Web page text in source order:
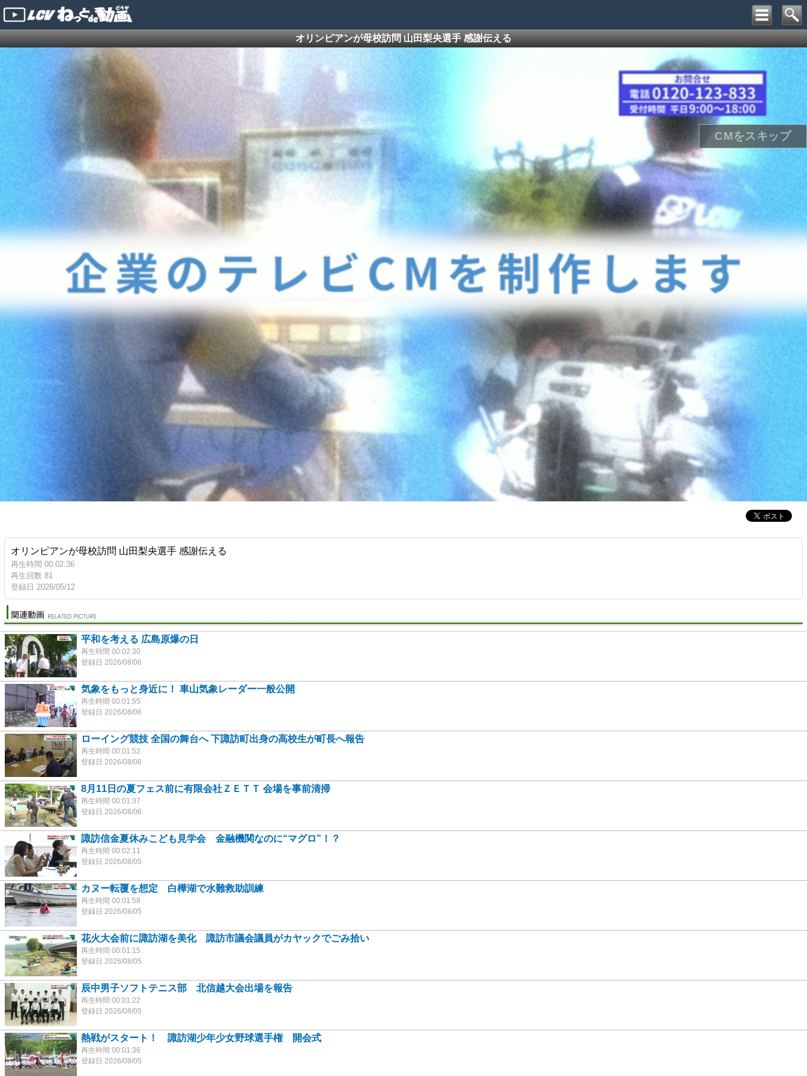
オリンピアンが母校訪問 山田梨央選手 感謝伝える
オリンピアンが母校訪問 山田梨央選手 感謝伝える
再生時間 00:02:36
再生回数 81
登録日 2026/05/12
平和を考える 広島原爆の日
再生時間 00:02:30
登録日 2026/08/06
気象をもっと身近に！ 車山気象レーダー一般公開
再生時間 00:01:55
登録日 2026/08/06
ローイング競技 全国の舞台へ 下諏訪町出身の高校生が町長へ報告
再生時間 00:01:52
登録日 2026/08/06
8月11日の夏フェス前に有限会社ＺＥＴＴ 会場を事前清掃
再生時間 00:01:37
登録日 2026/08/06
諏訪信金夏休みこども見学会 金融機関なのに“マグロ”！？
再生時間 00:02:11
登録日 2026/08/05
カヌー転覆を想定 白樺湖で水難救助訓練
再生時間 00:01:58
登録日 2026/08/05
花火大会前に諏訪湖を美化 諏訪市議会議員がカヤックでごみ拾い
再生時間 00:01:15
登録日 2026/08/05
辰中男子ソフトテニス部 北信越大会出場を報告
再生時間 00:01:22
登録日 2026/08/05
熱戦がスタート！ 諏訪湖少年少女野球選手権 開会式
再生時間 00:01:36
登録日 2026/08/05